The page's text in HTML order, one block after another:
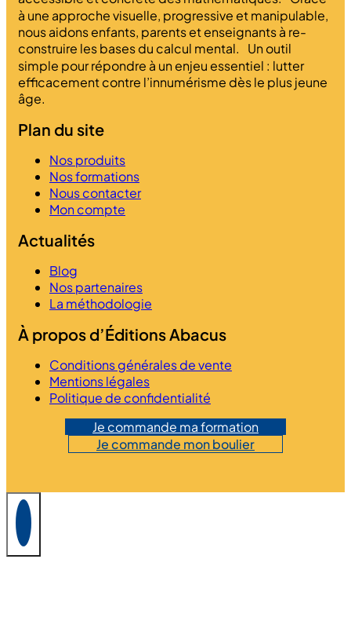
à une approche visuelle, progressive et manipulable,
nous aidons enfants, parents et enseignants à re-
construire les bases du calcul mental. Un outil
simple pour répondre à un enjeu essentiel : lutter
efficacement contre l’innumérisme dès le plus jeune
âge.
Plan du site
Nos produits
Nos formations
Nous contacter
Mon compte
Actualités
Blog
Nos partenaires
La méthodologie
À propos d’Éditions Abacus
Conditions générales de vente
Mentions légales
Politique de confidentialité
Je commande ma formation
Je commande mon boulier